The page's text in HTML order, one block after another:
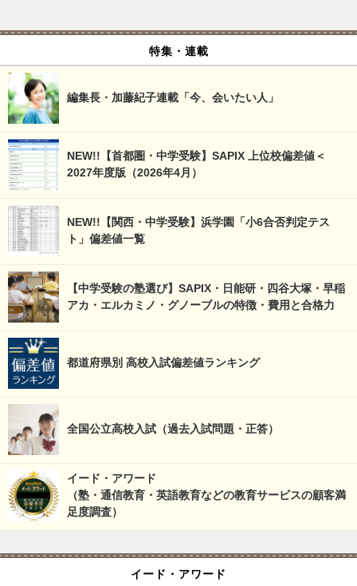
特集・連載
編集長・加藤紀子連載「今、会いたい人」
NEW!!【首都圏・中学受験】SAPIX 上位校偏差値＜
2027年度版（2026年4月）
NEW!!【関西・中学受験】浜学園「小6合否判定テス
ト」偏差値一覧
【中学受験の塾選び】SAPIX・日能研・四谷大塚・早稲
アカ・エルカミノ・グノーブルの特徴・費用と合格力
都道府県別 高校入試偏差値ランキング
全国公立高校入試（過去入試問題・正答）
イード・アワード
（塾・通信教育・英語教育などの教育サービスの顧客満
足度調査）
イード・アワード